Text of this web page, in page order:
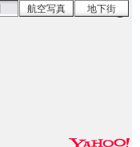
航空写真 地下街